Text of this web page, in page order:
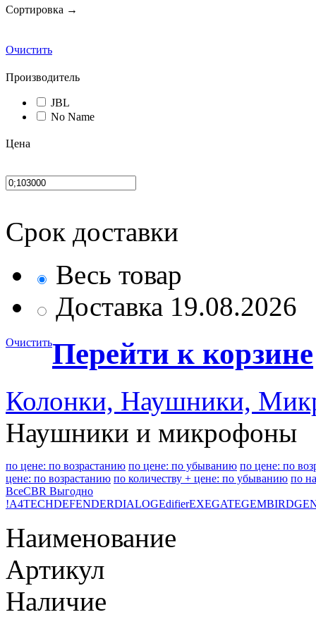
Сортировка →
Очистить
Производитель
JBL
No Name
Цена
Срок доставки
Весь товар
Доставка 19.08.2026
ОчиститьПерейти к корзине
Колонки, Наушники,
Наушники и микрофоны
по цене: по возрастанию по цене: по убыванию по цене: по
цене: по возрастанию по количеству + цене: по убыванию по
ВсеCBR Выгодно
!A4TECHDEFENDERDIALOGEdifierEXEGATEGEMBIRD
Наименование
Артикул
Наличие